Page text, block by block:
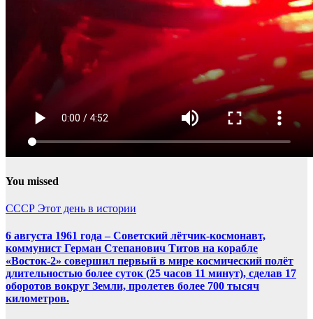
You missed
СССР Этот день в истории
6 августа 1961 года – Советский лётчик-космонавт,
коммунист Герман Степанович Титов на корабле
«Восток-2» совершил первый в мире космический полёт
длительностью более суток (25 часов 11 минут), сделав 17
оборотов вокруг Земли, пролетев более 700 тысяч
километров.